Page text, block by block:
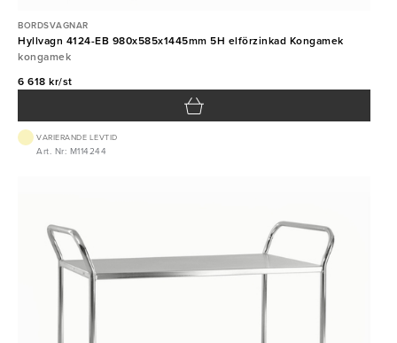
BORDSVAGNAR
Hyllvagn 4124-EB 980x585x1445mm 5H elförzinkad Kongamek
kongamek
6 618 kr/st
VARIERANDE LEVTID
Art. Nr: M114244